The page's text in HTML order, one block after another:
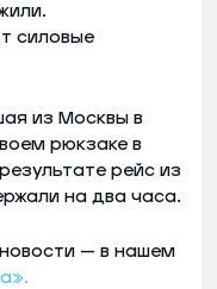
силовые
из Москвы в
рюкзаке в
рейс из
на два часа.
— в нашем